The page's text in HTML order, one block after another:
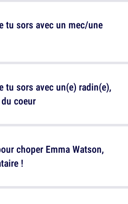
tu sors avec un(e) radin(e),
coeur
tu sors avec un mec/une
choper Emma Watson,
!